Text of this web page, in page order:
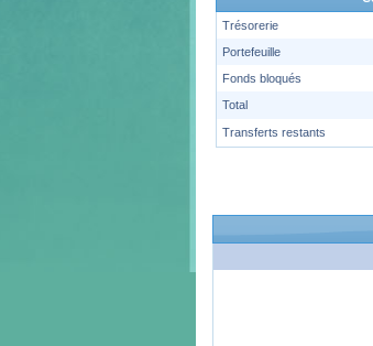
Trésorerie
Portefeuille
Fonds bloqués
Total
Transferts restants